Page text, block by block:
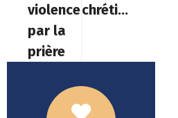
violence
par la
prière
chrétienne »